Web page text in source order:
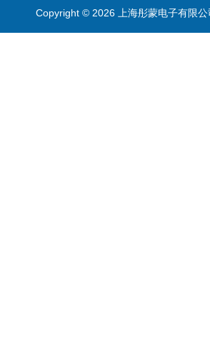
Copyright © 2026 上海彤蒙电子有限